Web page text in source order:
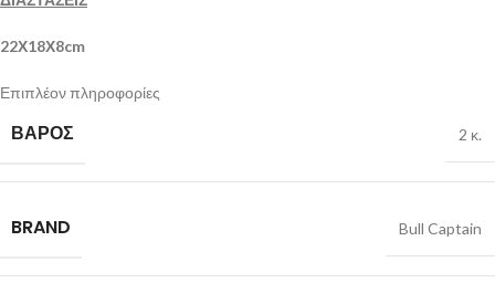
22Χ18Χ8cm
Επιπλέον πληροφορίες
ΒΆΡΟΣ 2 κ.
BRAND Bull Captain